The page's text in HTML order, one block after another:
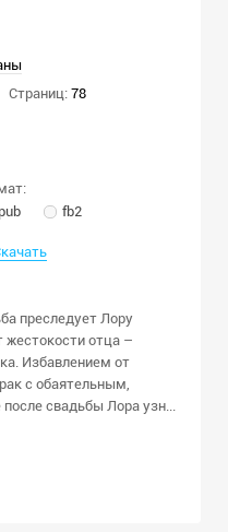
Страниц: 78
fb2
преследует Лору
жестокости отца –
Избавлением от
с обаятельным,
свадьбы Лора узн...